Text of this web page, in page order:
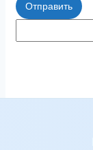
Отправить